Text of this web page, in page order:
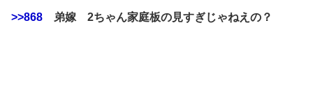
>>868 弟嫁 2ちゃん家庭板の見すぎじゃねえの？